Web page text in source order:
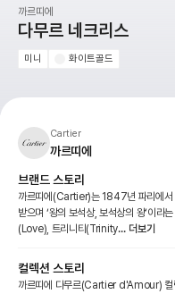
까르띠에
다무르 네크리스
미니 화이트골드
Cartier
까르띠에
브랜드 스토리
까르띠에(Cartier)는 1847년 파리에서
받으며 ‘왕의 보석상, 보석상의 왕’이
(Love), 트리니티(Trinity... 더보기
컬렉션 스토리
까르띠에 다무르(Cartier d'Amour) 컬